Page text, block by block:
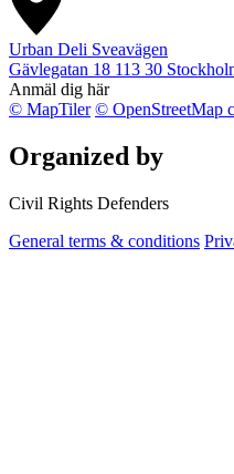
Urban Deli Sveavägen
Gävlegatan 18 113 30
Anmäl dig här
© MapTiler © OpenStreetMap
Organized by
Civil Rights Defenders
General terms & conditions